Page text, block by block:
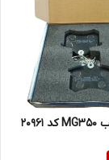
لنت ترمز عقب MG350 کد 20961